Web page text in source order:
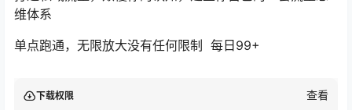
维体系
单点跑通，无限放大没有任何限制 每日99+
下载权限 查看